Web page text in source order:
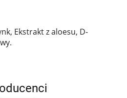
Ekstrakt z aloesu, D-